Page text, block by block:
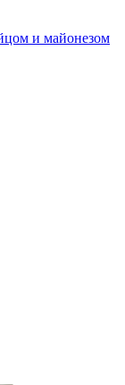
и майонезом